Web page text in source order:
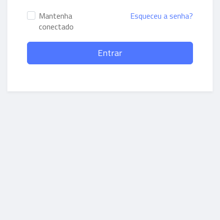
Mantenha
conectado
Esqueceu a senha?
Entrar